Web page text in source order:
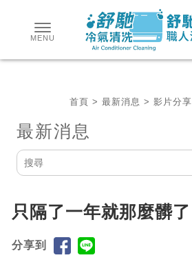
首頁 > 最新消息 > 影片分享
最新消息
只隔了一年就那麼髒了
分享到